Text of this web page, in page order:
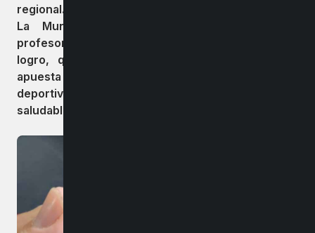
regional.
La Municipalidad de Bulnes felicita a sus
profesores y deportistas por este importante
logro, que evidencia la dedicación y la firme
apuesta de nuestra comuna por el desarrollo
deportivo y la promoción de una vida activa y
saludable.